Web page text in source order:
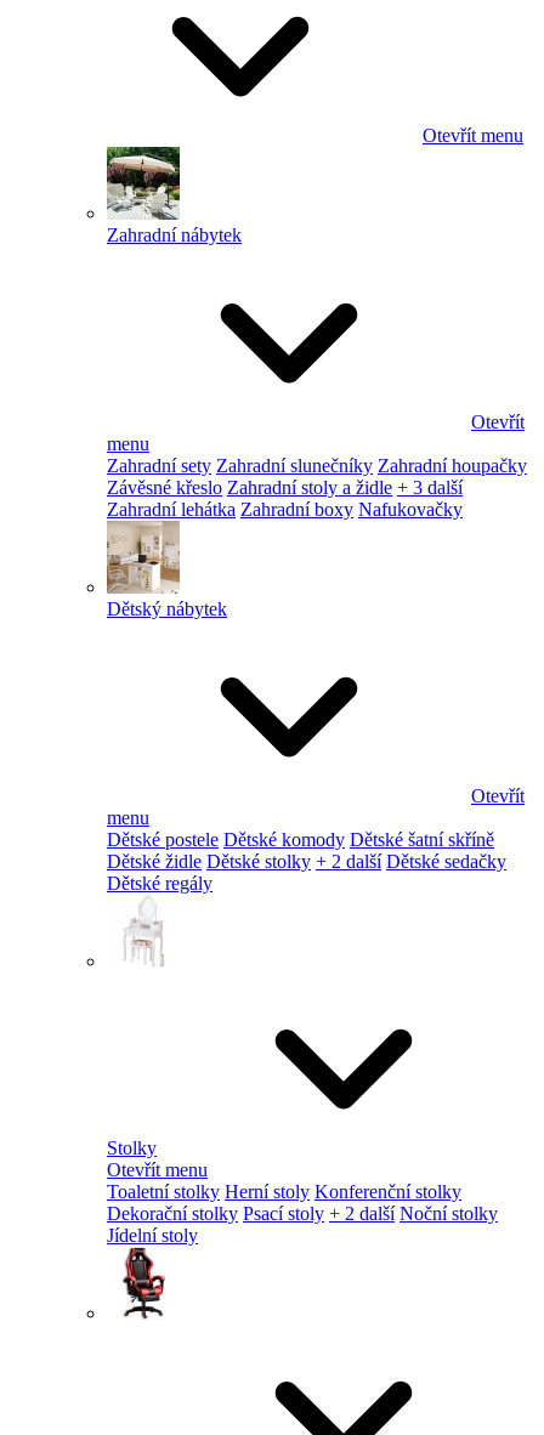
Otevřít menu
Zahradní nábytek
Otevřít
menu
Zahradní sety Zahradní slunečníky Zahradní houpačky
Závěsné křeslo Zahradní stoly a židle + 3 další
Zahradní lehátka Zahradní boxy Nafukovačky
Dětský nábytek
Otevřít
menu
Dětské postele Dětské komody Dětské šatní skříně
Dětské židle Dětské stolky + 2 další Dětské sedačky
Dětské regály
Stolky
Otevřít menu
Toaletní stolky Herní stoly Konferenční stolky
Dekorační stolky Psací stoly + 2 další Noční stolky
Jídelní stoly